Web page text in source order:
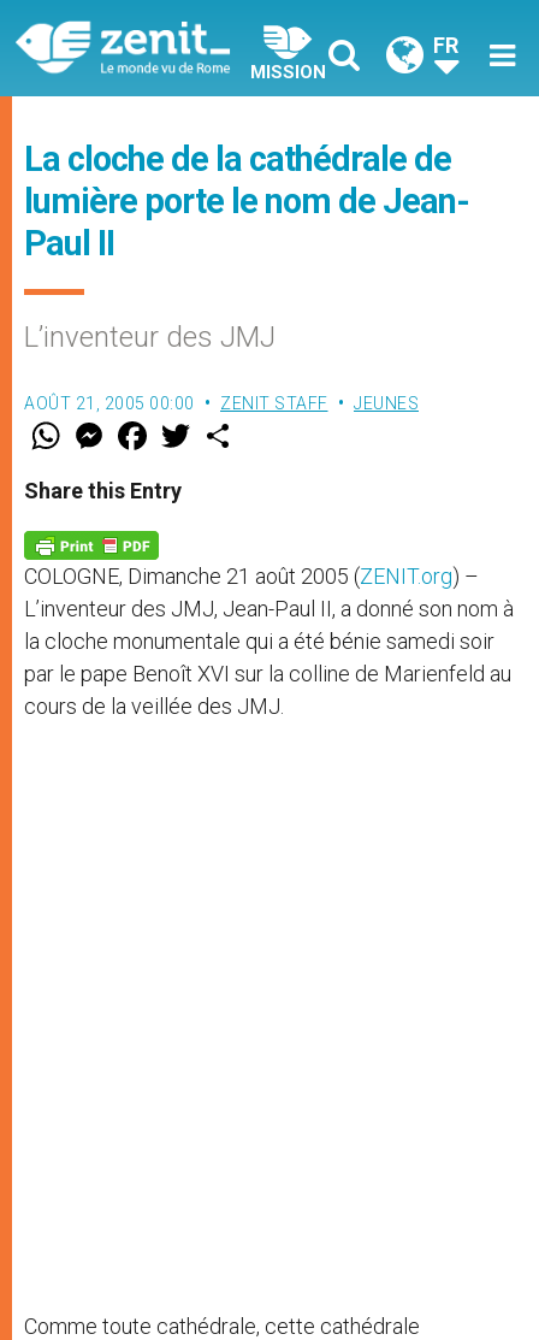
MISSION
FR
La cloche de la cathédrale de
lumière porte le nom de Jean-
Paul II
L’inventeur des JMJ
AOÛT 21, 2005 00:00 ZENIT STAFF JEUNES
W
t
s
p
p
M
e
s
e
g
e
r
F
a
e
b
o
k
w
Share this Entry
COLOGNE, Dimanche 21 août 2005 (ZENIT.org) –
L’inventeur des JMJ, Jean-Paul II, a donné son nom à
la cloche monumentale qui a été bénie samedi soir
par le pape Benoît XVI sur la colline de Marienfeld au
cours de la veillée des JMJ.
Comme toute cathédrale, cette cathédrale